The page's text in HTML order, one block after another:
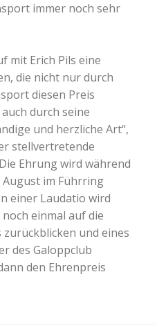
immer noch sehr
mit Erich Pils eine
die nicht nur durch
diesen Preis
durch seine
und herzliche Art“,
stellvertretende
Ehrung wird während
August im Führring
einer Laudatio wird
einmal auf die
zurückblicken und eines
des Galoppclub
den Ehrenpreis